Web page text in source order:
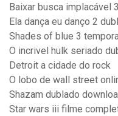
Baixar busca implacável 3
Ela dança eu danço 2
Shades of blue 3
O incrivel hulk seriado
Detroit a cidade do rock
O lobo de wall street
Shazam dublado
Star wars iii filme